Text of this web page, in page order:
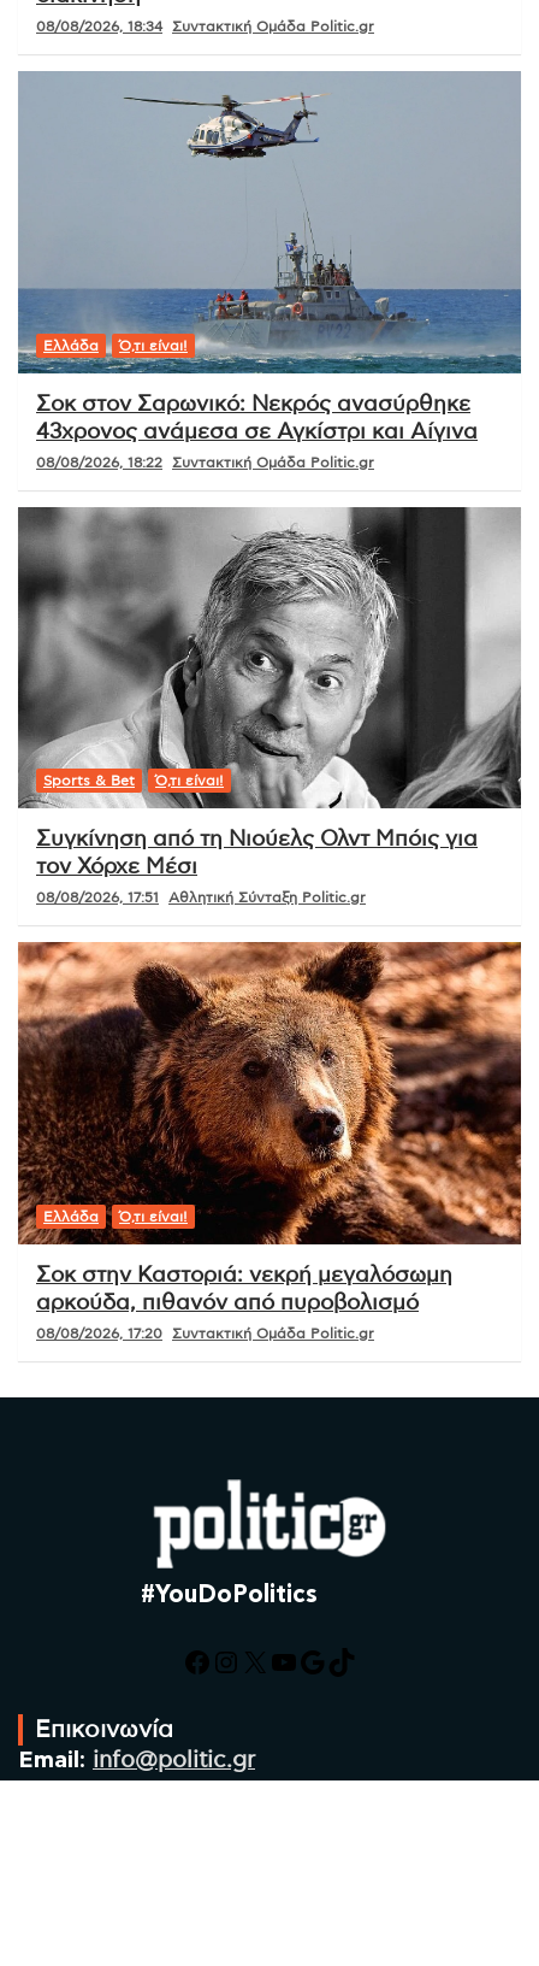
08/08/2026, 18:34 Συντακτική Ομάδα Politic.gr
Ελλάδα Ό,τι είναι!
Σοκ στον Σαρωνικό: Νεκρός ανασύρθηκε
43χρονος ανάμεσα σε Αγκίστρι και Αίγινα
08/08/2026, 18:22 Συντακτική Ομάδα Politic.gr
Sports & Bet Ό,τι είναι!
Συγκίνηση από τη Νιούελς Ολντ Μπόις για
τον Χόρχε Μέσι
08/08/2026, 17:51 Αθλητική Σύνταξη Politic.gr
Ελλάδα Ό,τι είναι!
Σοκ στην Καστοριά: νεκρή μεγαλόσωμη
αρκούδα, πιθανόν από πυροβολισμό
08/08/2026, 17:20 Συντακτική Ομάδα Politic.gr
#YouDoPolitics
Facebook
Instagram
X YouTube
Google
TikTok
Επικοινωνία
Email: info@politic.gr